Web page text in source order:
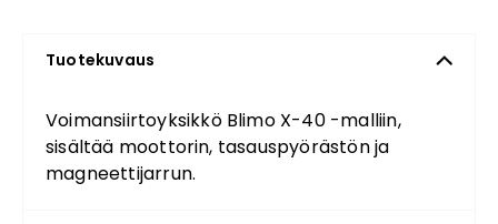
Tuotekuvaus
Voimansiirtoyksikkö Blimo X-40 -malliin,
sisältää moottorin, tasauspyörästön ja
magneettijarrun.